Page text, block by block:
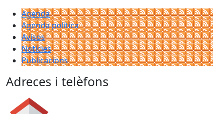
Agenda
Agenda política
Avisos
Notícies
Publicacions
Adreces i telèfons